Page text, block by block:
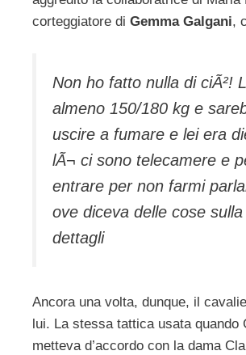
corteggiatore di Gemma Galgani,
Non ho fatto nulla di ciÃ²!
almeno 150/180 kg e
uscire a fumare e lei era
lÃ¬ ci sono telecamere e
entrare per non farmi
ove diceva delle cose
dettagli
Ancora una volta, dunque, il
lui. La stessa tattica usata
metteva d’accordo con la dama